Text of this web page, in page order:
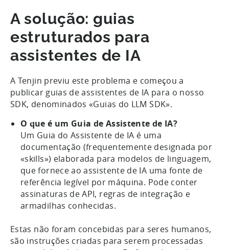
A solução: guias
estruturados para
assistentes de IA
A Tenjin previu este problema e começou a
publicar guias de assistentes de IA para o nosso
SDK, denominados «Guias do LLM SDK».
O que é um Guia de Assistente de IA?
Um Guia do Assistente de IA é uma
documentação (frequentemente designada por
«skills») elaborada para modelos de linguagem,
que fornece ao assistente de IA uma fonte de
referência legível por máquina. Pode conter
assinaturas de API, regras de integração e
armadilhas conhecidas.
Estas não foram concebidas para seres humanos,
são instruções criadas para serem processadas